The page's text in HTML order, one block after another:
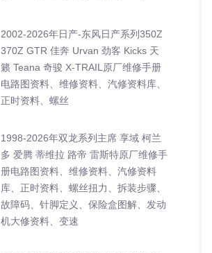
2002-2026年日产-东风日产系列350Z
370Z GTR 佳奔 Urvan 劲客 Kicks 天
籁 Teana 奇骏 X-TRAIL原厂维修手册
电路图资料、维修资料、汽修资料库、
正时资料、螺丝
1998-2026年双龙系列主席 享域 柯兰
多 爱腾 蒂维拉 路帝 雷斯特原厂维修手
册电路图资料、维修资料、汽修资料
库、正时资料、螺丝扭力、拆装步骤、
故障码、针脚定义、保险盒图解、发动
机大修资料、变速